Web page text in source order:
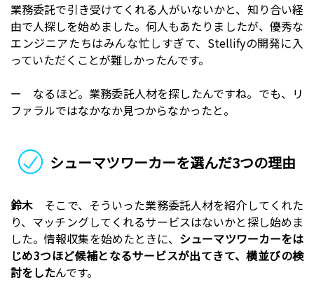
業務委託で引き受けてくれる人がいないかと、知り合い経
由で人探しを始めました。何人もあたりましたが、優秀な
エンジニアたちはみんな忙しすぎて、Stellifyの開発に入
っていただくことが難しかったんです。
ー なるほど。業務委託人材を探したんですね。でも、リ
ファラルではなかなか見つからなかったと。
シューマツワーカーを選んだ3つの理由
鈴木 そこで、そういった業務委託人材を紹介してくれた
り、マッチングしてくれるサービスはないかと探し始めま
した。情報収集を始めたときに、 シューマツワーカーをは
じめ3つほど候補となるサービスが出てきて、横並びの検
討をしたんです。